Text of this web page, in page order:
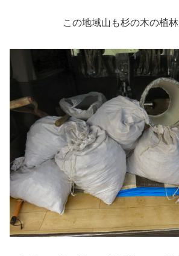
この地域山も杉の木の植